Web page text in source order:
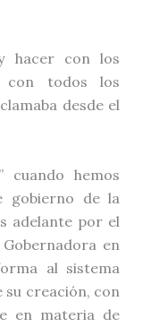
hacer con los
con todos los
desde el
cuando hemos
gobierno de la
adelante por el
en
al sistema
creación, con
en materia de